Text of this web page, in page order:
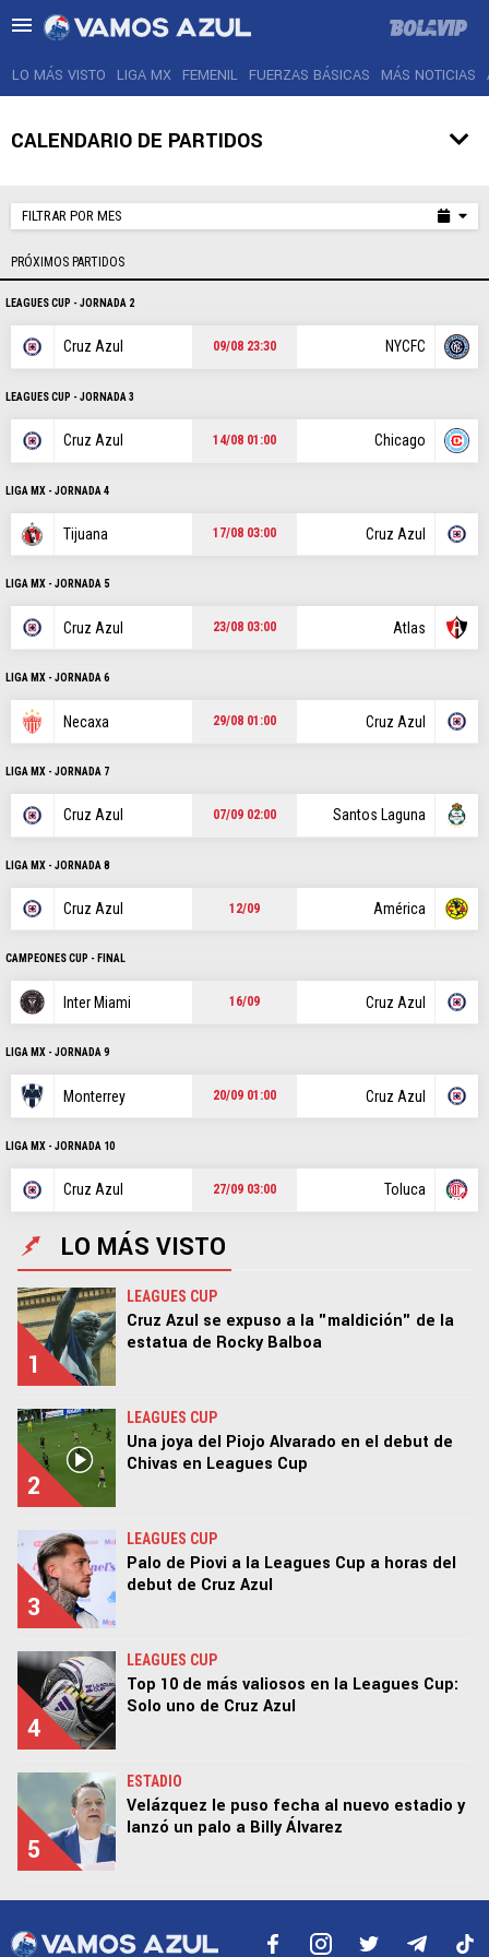
LIGA MX
FEMENIL
FUERZAS BÁSICAS
AGENDA
POSICIONES
STAFF CONTACTO
ESCRIBE EN VAMOS CRUZ AZUL
información destinada a los fans del Club.
Esta sección no tiene relación alguna con el Club. Para visitar el
sitio oficialhaz click aquí
Términos y Condiciones
Políticas de Privacidad
Ad Choices
Un producto de Futbol Sites.
Todos los derechos reservados.
LO MÁS VISTO LIGA MX FEMENIL FUERZAS BÁSICAS MÁS NOTICIAS
CALENDARIO DE PARTIDOS
FILTRAR POR MES
PRÓXIMOS PARTIDOS
LEAGUES CUP - JORNADA 2
Cruz Azul 09/08 23:30 NYCFC
LEAGUES CUP - JORNADA 3
Cruz Azul 14/08 01:00 Chicago
LIGA MX - JORNADA 4
Tijuana 17/08 03:00 Cruz Azul
LIGA MX - JORNADA 5
Cruz Azul 23/08 03:00 Atlas
LIGA MX - JORNADA 6
Necaxa 29/08 01:00 Cruz Azul
LIGA MX - JORNADA 7
Cruz Azul 07/09 02:00 Santos Laguna
LIGA MX - JORNADA 8
Cruz Azul 12/09 América
CAMPEONES CUP - FINAL
Inter Miami 16/09 Cruz Azul
LIGA MX - JORNADA 9
Monterrey 20/09 01:00 Cruz Azul
LIGA MX - JORNADA 10
Cruz Azul 27/09 03:00 Toluca
LO MÁS VISTO
1
LEAGUES CUP
Cruz Azul se expuso a la "maldición" de la
estatua de Rocky Balboa
2
LEAGUES CUP
Una joya del Piojo Alvarado en el debut de
Chivas en Leagues Cup
3
LEAGUES CUP
Palo de Piovi a la Leagues Cup a horas del
debut de Cruz Azul
4
LEAGUES CUP
Top 10 de más valiosos en la Leagues Cup:
Solo uno de Cruz Azul
5
ESTADIO
Velázquez le puso fecha al nuevo estadio y
lanzó un palo a Billy Álvarez